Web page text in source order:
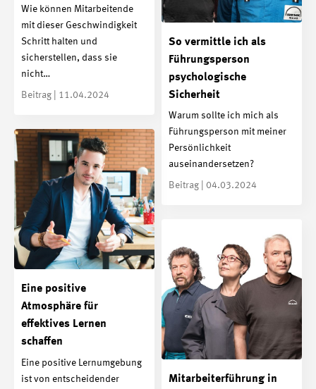
Wie können Mitarbeitende
mit dieser Geschwindigkeit
Schritt halten und
sicherstellen, dass sie
nicht…
Beitrag | 11.04.2024
So vermittle ich als
Führungsperson
psychologische
Sicherheit
Warum sollte ich mich als
Führungsperson mit meiner
Persönlichkeit
auseinandersetzen?
Beitrag | 04.03.2024
Eine positive
Atmosphäre für
effektives Lernen
schaffen
Eine positive Lernumgebung
ist von entscheidender
Mitarbeiterführung in